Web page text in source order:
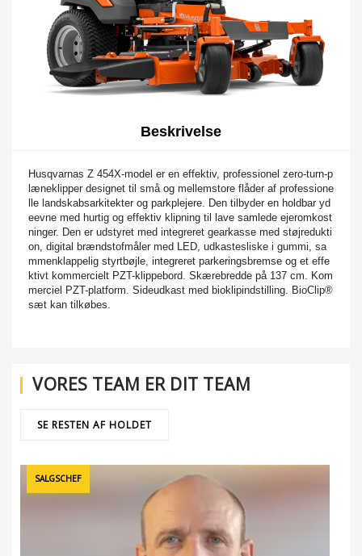
Beskrivelse
Husqvarnas Z 454X-model er en effektiv, professionel zero-turn-p
læneklipper designet til små og mellemstore flåder af professione
lle landskabsarkitekter og parkplejere. Den tilbyder en holdbar yd
eevne med hurtig og effektiv klipning til lave samlede ejeromkost
ninger. Den er udstyret med integreret gearkasse med støjredukti
on, digital brændstofmåler med LED, udkastesliske i gummi, sa
mmenklappelig styrtbøjle, integreret parkeringsbremse og et effe
ktivt kommercielt PZT-klippebord. Skærebredde på 137 cm. Kom
merciel PZT-platform. Sideudkast med bioklipindstilling. BioClip®
sæt kan tilkøbes.
VORES TEAM ER DIT TEAM
SE RESTEN AF HOLDET
SALGSCHEF